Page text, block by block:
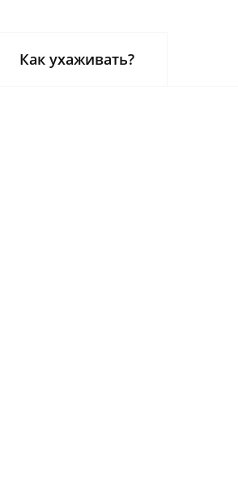
Как ухаживать?